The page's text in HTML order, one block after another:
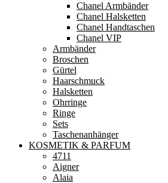
Chanel Armbänder
Chanel Halsketten
Chanel Handtaschen
Chanel VIP
Armbänder
Broschen
Gürtel
Haarschmuck
Halsketten
Ohrringe
Ringe
Sets
Taschenanhänger
KOSMETIK & PARFUM
4711
Aigner
Alaia